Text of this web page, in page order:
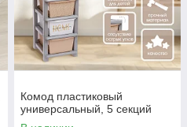
Комод пластиковый
универсальный, 5 секций